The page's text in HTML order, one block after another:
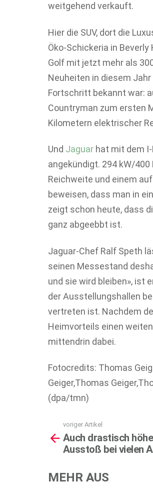
weitgehend verkauft.
Hier die SUV, dort die
Öko-Schickeria in
Golf mit jetzt mehr als
Neuheiten in diesem
Fortschritt bekannt war:
Countryman zum ersten
Kilometern elektrischer
Und Jaguar hat mit dem
angekündigt. 294 kW/
Reichweite und einem
beweisen, dass man in
zeigt schon heute, dass
ganz abgeebbt ist.
Jaguar-Chef Ralf Speth
seinen Messestand
und sie wird bleiben», ist
der Ausstellungshallen
vertreten ist. Nachdem
Heimvorteils einen
mittendrin dabei.
Fotocredits: Thomas
Geiger,Thomas
(dpa/tmn)
more
voriger Artikel
Auch drastisch
Ausstoß bei vielen
MEHR AUS